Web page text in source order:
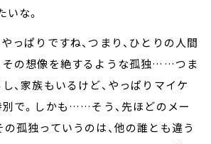
な。
っぱりですね、つまり、ひとりの人間
その想像を絶するような孤独……つま
、家族もいるけど、やっぱりマイケ
別で。しかも……そう、先ほどのメー
孤独っていうのは、他の誰とも違う